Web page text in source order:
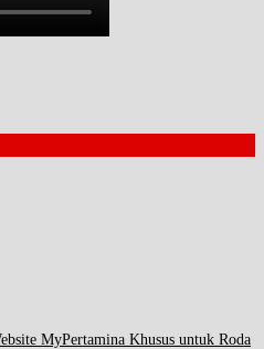
MyPertamina Khusus untuk Roda